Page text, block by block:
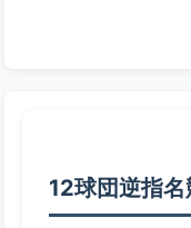
12球団逆指名